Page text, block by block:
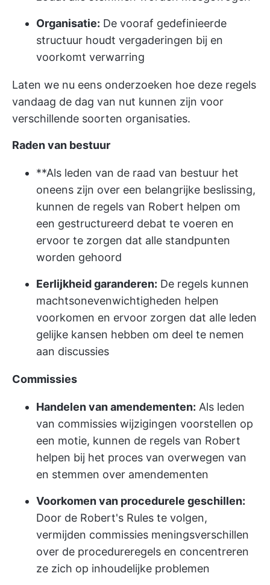
Organisatie: De vooraf gedefinieerde
structuur houdt vergaderingen bij en
voorkomt verwarring
Laten we nu eens onderzoeken hoe deze regels
vandaag de dag van nut kunnen zijn voor
verschillende soorten organisaties.
Raden van bestuur
**Als leden van de raad van bestuur het
oneens zijn over een belangrijke beslissing,
kunnen de regels van Robert helpen om
een gestructureerd debat te voeren en
ervoor te zorgen dat alle standpunten
worden gehoord
Eerlijkheid garanderen: De regels kunnen
machtsonevenwichtigheden helpen
voorkomen en ervoor zorgen dat alle leden
gelijke kansen hebben om deel te nemen
aan discussies
Commissies
Handelen van amendementen: Als leden
van commissies wijzigingen voorstellen op
een motie, kunnen de regels van Robert
helpen bij het proces van overwegen van
en stemmen over amendementen
Voorkomen van procedurele geschillen:
Door de Robert's Rules te volgen,
vermijden commissies meningsverschillen
over de procedureregels en concentreren
ze zich op inhoudelijke problemen